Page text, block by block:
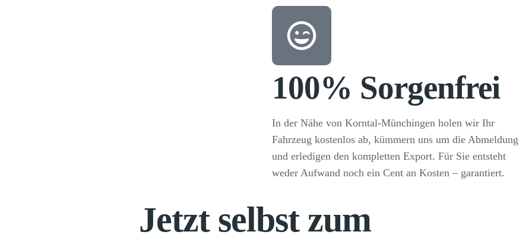
100% Sorgenfrei
In der Nähe von Korntal-Münchingen holen wir Ihr
Fahrzeug kostenlos ab, kümmern uns um die Abmeldung
und erledigen den kompletten Export. Für Sie entsteht
weder Aufwand noch ein Cent an Kosten – garantiert.
Jetzt selbst zum